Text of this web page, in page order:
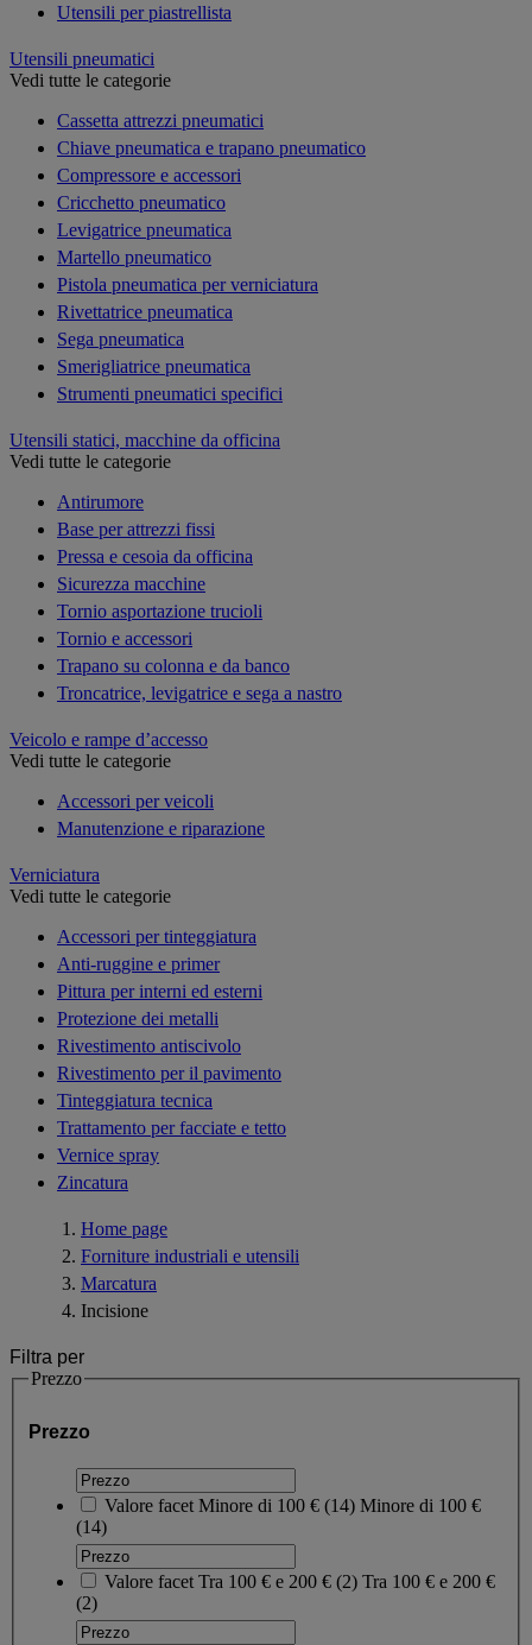
Utensili per piastrellista
Utensili pneumatici
Vedi tutte le categorie
Cassetta attrezzi pneumatici
Chiave pneumatica e trapano pneumatico
Compressore e accessori
Cricchetto pneumatico
Levigatrice pneumatica
Martello pneumatico
Pistola pneumatica per verniciatura
Rivettatrice pneumatica
Sega pneumatica
Smerigliatrice pneumatica
Strumenti pneumatici specifici
Utensili statici, macchine da officina
Vedi tutte le categorie
Antirumore
Base per attrezzi fissi
Pressa e cesoia da officina
Sicurezza macchine
Tornio asportazione trucioli
Tornio e accessori
Trapano su colonna e da banco
Troncatrice, levigatrice e sega a nastro
Veicolo e rampe d’accesso
Vedi tutte le categorie
Accessori per veicoli
Manutenzione e riparazione
Verniciatura
Vedi tutte le categorie
Accessori per tinteggiatura
Anti-ruggine e primer
Pittura per interni ed esterni
Protezione dei metalli
Rivestimento antiscivolo
Rivestimento per il pavimento
Tinteggiatura tecnica
Trattamento per facciate e tetto
Vernice spray
Zincatura
Home page
Forniture industriali e utensili
Marcatura
Incisione
Filtra per
Prezzo
Prezzo
Valore facet Minore di 100 € (14) Minore di 100 €
(14)
Valore facet Tra 100 € e 200 € (2) Tra 100 € e 200 €
(2)